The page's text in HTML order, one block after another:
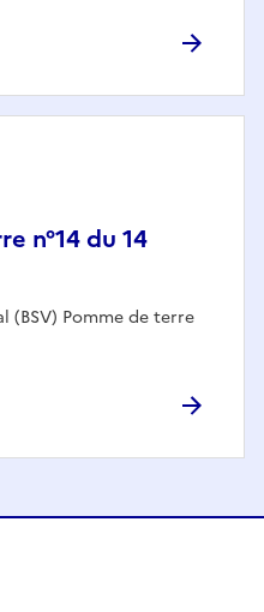
n°14 du 14
(BSV) Pomme de terre